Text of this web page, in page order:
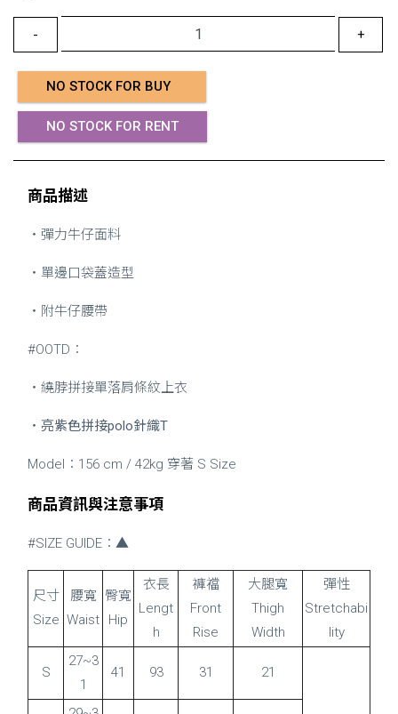
- +
NO STOCK FOR BUY
NO STOCK FOR RENT
商品描述
・彈力牛仔面料
・單邊口袋蓋造型
・附牛仔腰帶
#OOTD：
・繞脖拼接單落肩條紋上衣
・ 亮紫色拼接polo針織T
Model：156 cm / 42kg 穿著 S Size
商品資訊與注意事項
#SIZE GUIDE：▲
尺寸
Size
腰寬
Waist
臀寬
Hip
衣長
Lengt
h
褲襠
Front
Rise
大腿寬
Thigh
Width
彈性
Stretchabi
lity
S
27~3
1
41 93 31 21